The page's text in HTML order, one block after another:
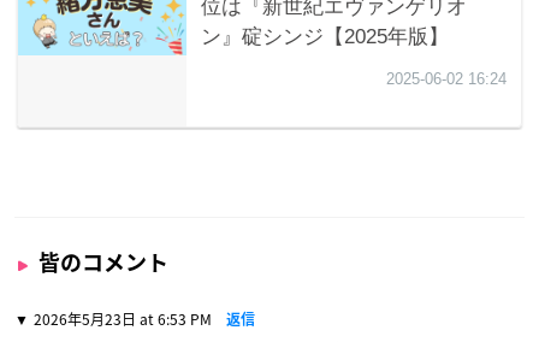
皆のコメント
2026年5月23日 at 6:53 PM 返信